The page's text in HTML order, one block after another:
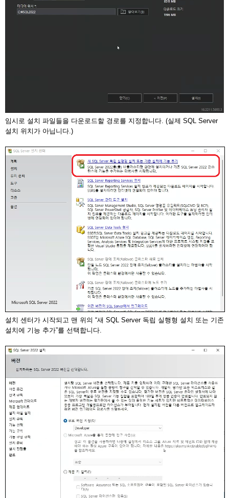
임시로 설치 파일들을 다운로드할 경로를 지정합니다. (실제 SQL Server
설치 위치가 아닙니다.)
설치 센터가 시작되고 맨 위의 “새 SQL Server 독립 실행형 설치 또는 기존
설치에 기능 추가”를 선택합니다.